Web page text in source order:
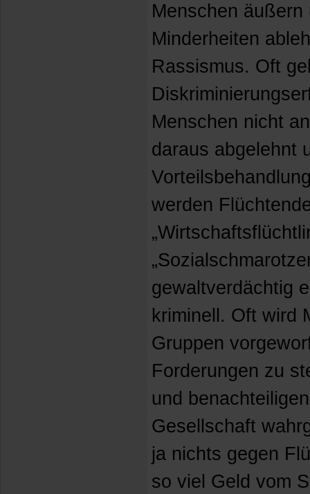
Menschen
Minderheiten
Rassismus. Oft
Menschen nicht
daraus abgelehnt
werden
gewaltverdächtig
kriminell. Oft wird
Gruppen
Forderungen zu
und
Gesellschaft
ja nichts gegen
so viel Geld vom